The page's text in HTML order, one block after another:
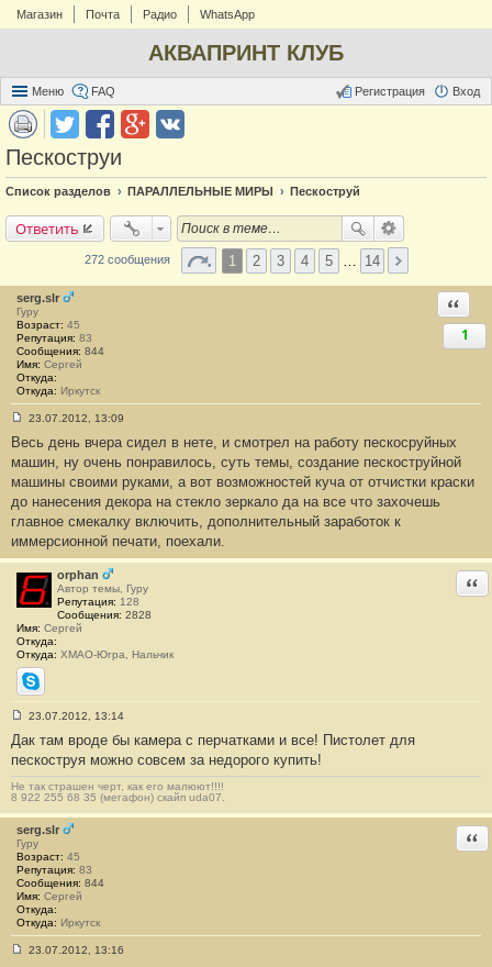
Магазин Почта Радио WhatsApp
АКВАПРИНТ КЛУБ
Меню FAQ Вход
Регистрация
Пескоструи
Список разделов ПАРАЛЛЕЛЬНЫЕ МИРЫ Пескоструй
Ответить
272 сообщения 1 2 3 4 5 14
serg.slr
Гуру
Возраст: 45
Репутация: 83
Сообщения: 844
Имя: Сергей
Откуда:
Откуда: Иркутск
1
о
б
щ
н
и
#
1
23.07.2012, 13:09
Весь день вчера сидел в нете, и смотрел на работу пескосруйных
машин, ну очень понравилось, суть темы, создание пескоструйной
машины своими руками, а вот возможностей куча от отчистки краски
до нанесения декора на стекло зеркало да на все что захочешь
главное смекалку включить, дополнительный заработок к
иммерсионной печати, поехали.
orphan
Автор темы, Гуру
Репутация: 128
Сообщения: 2828
Имя: Сергей
Откуда:
Откуда: ХМАО-Югра, Нальчик
Skype
о
б
щ
е
н
и
е
#
2
23.07.2012, 13:14
Дак там вроде бы камера с перчатками и все! Пистолет для
пескоструя можно совсем за недорого купить!
Не так страшен черт, как его малюют!!!!
8 922 255 68 35 (мегафон) скайп uda07.
serg.slr
Гуру
Возраст: 45
Репутация: 83
Сообщения: 844
Имя: Сергей
Откуда:
Откуда: Иркутск
23.07.2012, 13:16